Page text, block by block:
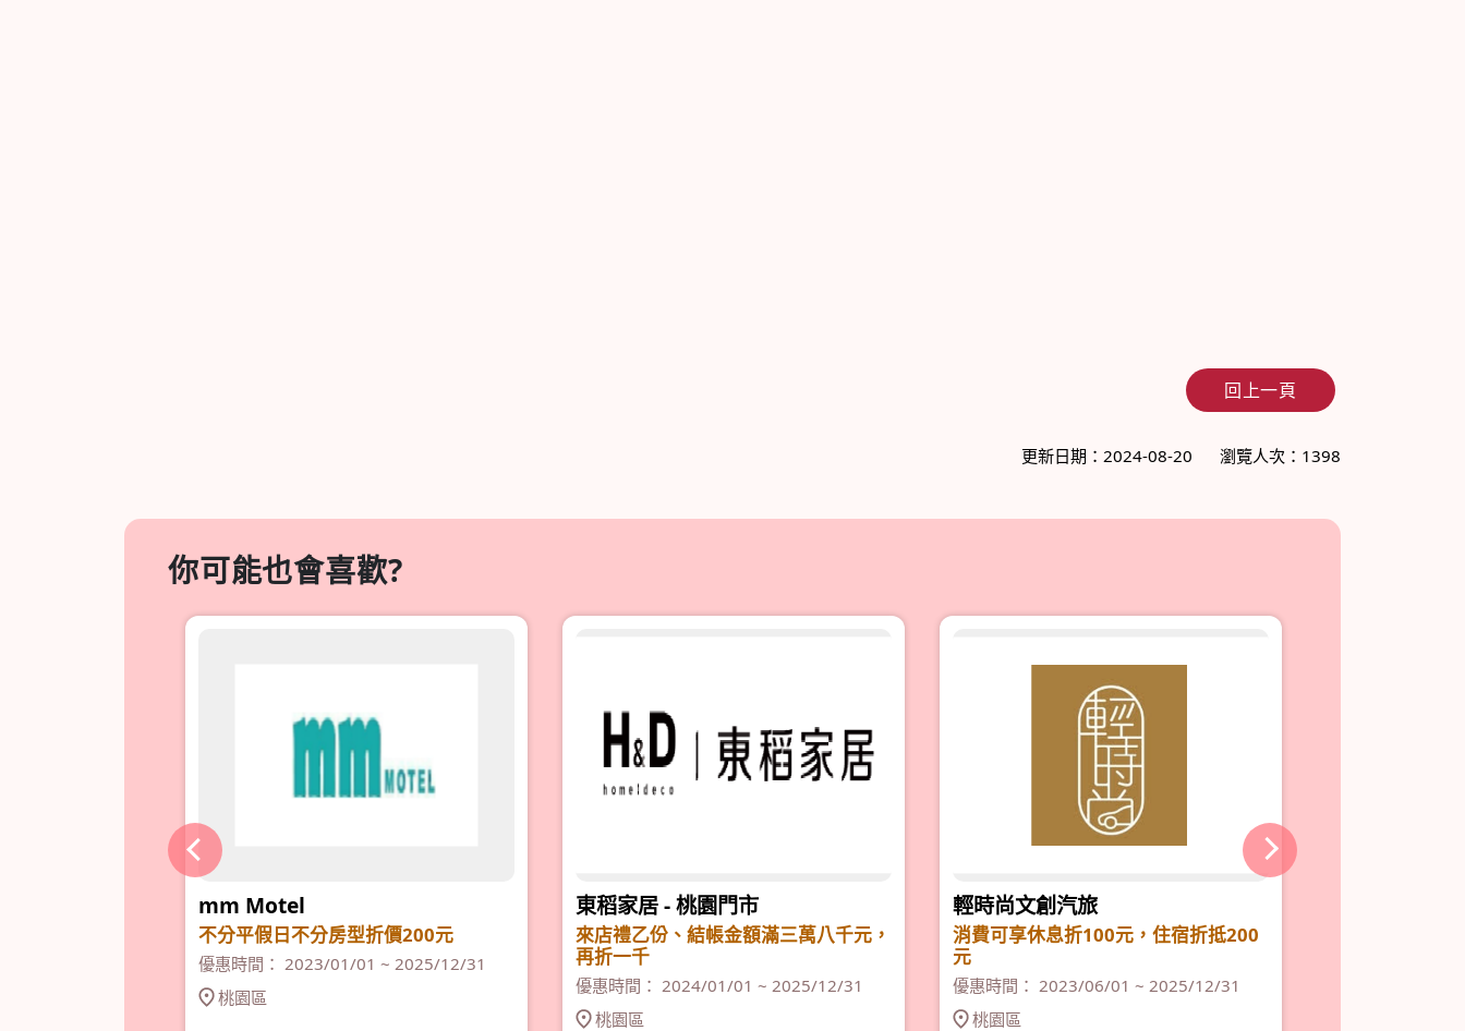
回上一頁
更新日期：2024-08-20 瀏覽人次：1398
你可能也會喜歡?
mm Motel
不分平假日不分房型折價200元
優惠時間： 2023/01/01 ~ 2025/12/31
桃園區
東稻家居 - 桃園門市
來店禮乙份、結帳金額滿三萬八千元，
再折一千
優惠時間： 2024/01/01 ~ 2025/12/31
桃園區
輕時尚文創汽旅
消費可享休息折100元，住宿折抵200
元
優惠時間： 2023/06/01 ~ 2025/12/31
桃園區